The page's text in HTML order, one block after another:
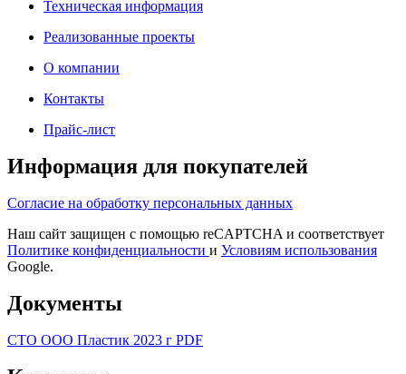
Техническая информация
Реализованные проекты
О компании
Контакты
Прайс-лист
Информация для покупателей
Согласие на обработку персональных данных
Наш сайт защищен с помощью reCAPTCHA и соответствует
Политике конфиденциальности и Условиям использования
Google.
Документы
СТО ООО Пластик 2023 г PDF